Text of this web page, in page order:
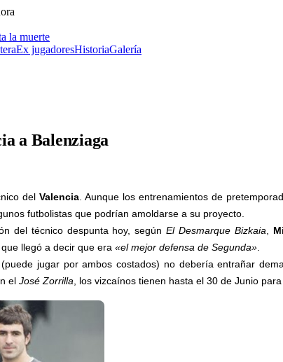
la muerte
Ex jugadoresHistoriaGalería
a Balenziaga
del Valencia. Aunque los entrenamientos de
futbolistas que podrían amoldarse a su proyecto.
del técnico despunta hoy, segúnEl Desmarque Bizkaia
llegó a decir que era «el mejor defensa de Segunda»
jugar por ambos costados) no debería entrañar
el José Zorrilla , los vizcaínos tienen hasta el 30 de Junio